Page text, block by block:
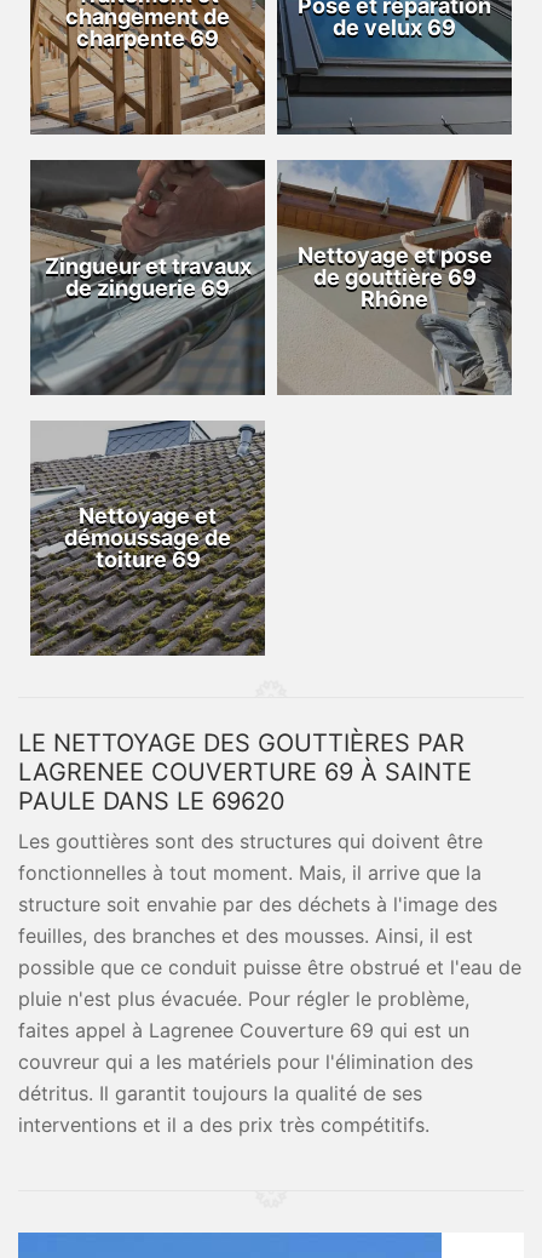
changement de
charpente 69
Pose et réparation
de velux 69
Zingueur et travaux
de zinguerie 69
Nettoyage et pose
de gouttière 69
Rhône
Nettoyage et
démoussage de
toiture 69
LE NETTOYAGE DES GOUTTIÈRES PAR
LAGRENEE COUVERTURE 69 À SAINTE
PAULE DANS LE 69620
Les gouttières sont des structures qui doivent être
fonctionnelles à tout moment. Mais, il arrive que la
structure soit envahie par des déchets à l'image des
feuilles, des branches et des mousses. Ainsi, il est
possible que ce conduit puisse être obstrué et l'eau de
pluie n'est plus évacuée. Pour régler le problème,
faites appel à Lagrenee Couverture 69 qui est un
couvreur qui a les matériels pour l'élimination des
détritus. Il garantit toujours la qualité de ses
interventions et il a des prix très compétitifs.